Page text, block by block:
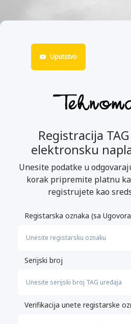
Uputstvo
Registracija
elektronsku
Unesite podatke u
korak pripremite platnu
registrujete kao
Registarska oznaka (sa
Serijski broj
Verifikacija unete registarske